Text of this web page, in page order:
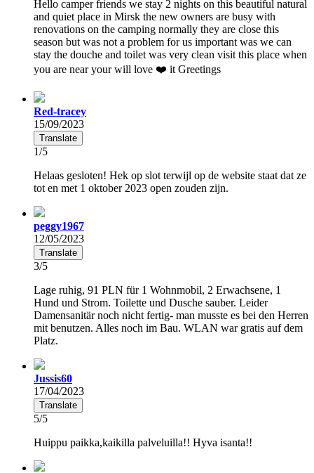
Hello camper friends we stay 2 nights on this beautiful natural
and quiet place in Mirsk the new owners are busy with
renovations on the camping normally they are close this
season but was not a problem for us important was we can
stay the douche and toilet was very clean visit this place when
you are near your will love ❤️ it Greetings
Red-tracey
15/09/2023
Translate
1/5
Helaas gesloten! Hek op slot terwijl op de website staat dat ze
tot en met 1 oktober 2023 open zouden zijn.
peggy1967
12/05/2023
Translate
3/5
Lage ruhig, 91 PLN für 1 Wohnmobil, 2 Erwachsene, 1
Hund und Strom. Toilette und Dusche sauber. Leider
Damensanitär noch nicht fertig- man musste es bei den Herren
mit benutzen. Alles noch im Bau. WLAN war gratis auf dem
Platz.
Jussis60
17/04/2023
Translate
5/5
Huippu paikka,kaikilla palveluilla!! Hyva isanta!!